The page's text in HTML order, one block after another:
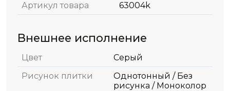
Артикул товара
63004k
Внешнее исполнение
Цвет
Серый
Рисунок плитки
Однотонный / Без
рисунка / Моноколор